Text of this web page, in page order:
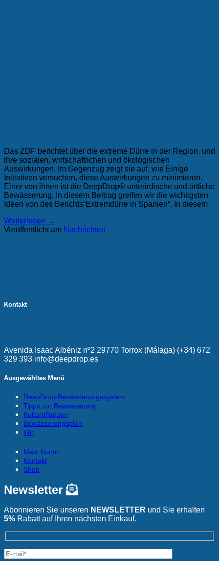
Das ZDF berichtet über die extreme Dürre in der Region. und
ihre sozialen, wirtschaftlichen und ökologischen
Auswirkungen. Im Gegenzug zeigt sie auf, wie Einige
Initiativen versuchen, diese Auswirkungen zu minimieren.
Einer von ihnen ist die DeepDrop® unterirdische und örtliche
Bewässerung. In diesem Beitrag greifen wir die wichtigsten
Ideen von des Berichts“Extremdürre in Spanien“. In diesem
Weiterlesen →
Veröffentlicht am Nachrichten
Kontakt
Avenida Isaac Albéniz nº2 29770 Torrox (Málaga) (+34) 672
329 393 info@deepdrop.es
Ausgewähltes Menü
DeepDrop-Bewässerungssystem
Tipps zur Bewässerung
Kulturpflanzen
Bewässerungsplan
Wir
Mein Konto
Kontakt
Shop
Newsletter
Abonnieren Sie unseren NEWSLETTER und Sie erhalten
5% Rabatt auf Ihren nächsten Einkauf.